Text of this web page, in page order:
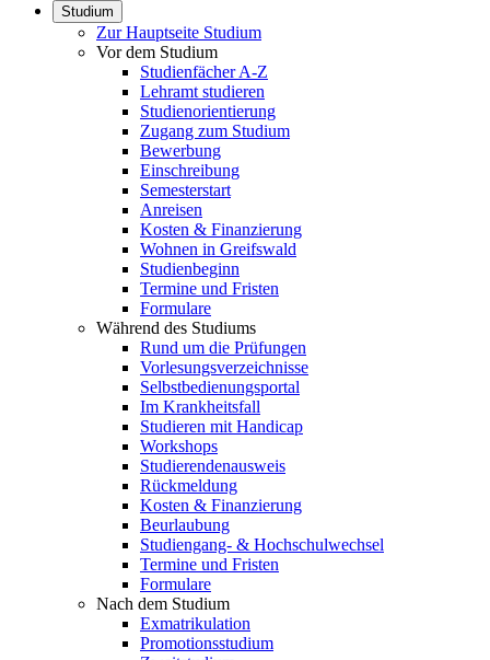
Studium
Zur Hauptseite Studium
Vor dem Studium
Studienfächer A-Z
Lehramt studieren
Studienorientierung
Zugang zum Studium
Bewerbung
Einschreibung
Semesterstart
Anreisen
Kosten & Finanzierung
Wohnen in Greifswald
Studienbeginn
Termine und Fristen
Formulare
Während des Studiums
Rund um die Prüfungen
Vorlesungsverzeichnisse
Selbstbedienungsportal
Im Krankheitsfall
Studieren mit Handicap
Workshops
Studierendenausweis
Rückmeldung
Kosten & Finanzierung
Beurlaubung
Studiengang- & Hochschulwechsel
Termine und Fristen
Formulare
Nach dem Studium
Exmatrikulation
Promotionsstudium